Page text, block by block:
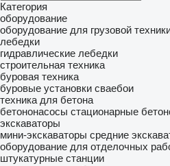
Категория
оборудование
оборудование для грузовой
лебедки
гидравлические лебедки
строительная техника
буровая техника
буровые установки сваебои
техника для бетона
бетононасосы стационарные
экскаваторы
мини-экскаваторы средние
оборудование для отделочных
штукатурные станции